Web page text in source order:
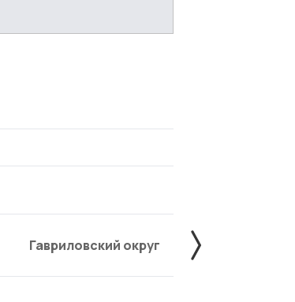
Гавриловский округ Жердевский